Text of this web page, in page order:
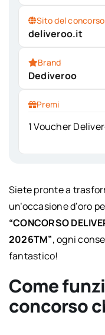
Sito del concorso
deliveroo.it
Brand
Dediveroo
Premi
1 Voucher
Siete pronte a
un’occasione d’oro
“CONCORSO
2026TM”, ogni
fantastico!
Come
concorso